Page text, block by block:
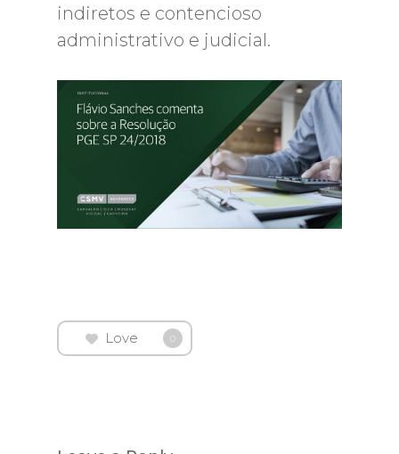
indiretos e contencioso
administrativo e judicial.
Love 0